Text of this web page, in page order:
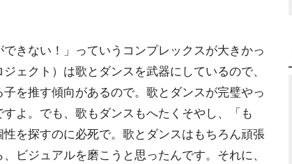
きない！」っていうコンプレックスが大きかっ
ェクト）は歌とダンスを武器にしているので、
を推す傾向があるので。歌とダンスが完璧やっ
よ。でも、歌もダンスもへたくそやし、「も
を探すのに必死で。歌とダンスはもちろん頑張
ビジュアルを磨こうと思ったんです。それに、